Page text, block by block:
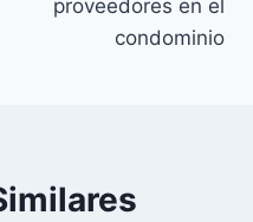
proveedores en el
condominio